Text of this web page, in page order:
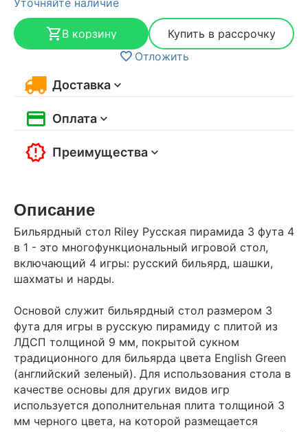
В корзину
Купить в рассрочку
Отложить
Доставка
Оплата
Преимущества
Описание
Бильярдный стол Riley Русская пирамида 3 фута 4
в 1 - это многофункциональный игровой стол,
включающий 4 игры: русский бильярд, шашки,
шахматы и нарды.
Основой служит бильярдный стол размером 3
фута для игры в русскую пирамиду с плитой из
ЛДСП толщиной 9 мм, покрытой сукном
традиционного для бильярда цвета English Green
(английский зеленый). Для использования стола в
качестве основы для других видов игр
используется дополнительная плита толщиной 3
мм черного цвета, на которой размещается